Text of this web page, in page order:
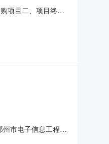
项目二、项目终止
，请按以下方式联
市电子信息工程学